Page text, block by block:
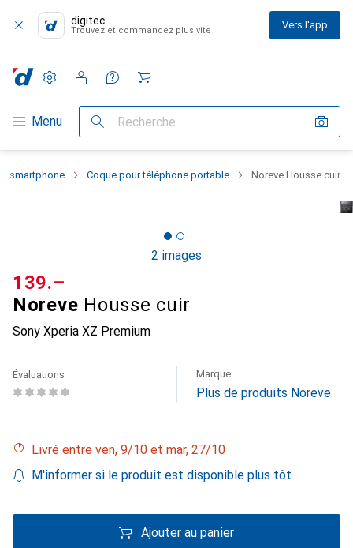
digitec
Trouvez et commandez plus vite Vers l'app
Navigation par catégorie
Menu Recherche
Paramètres
Compte client
Listes de comparaison
Listes d'envies
Panier
smartphone Coque pour téléphone portable Noreve Housse cuir
2 images
Noreve Housse cuir
Sony Xperia XZ Premium
CHF
139.–
Évaluations Marque
Plus de produits Noreve
Livré entre ven, 9/10 et mar, 27/10
M'informer si le produit est disponible plus tôt
Ajouter au panier